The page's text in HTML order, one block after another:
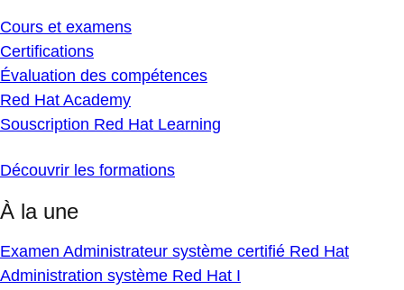
Cours et examens
Certifications
Évaluation des compétences
Red Hat Academy
Souscription Red Hat Learning
Découvrir les formations
À la une
Examen Administrateur système certifié Red Hat
Administration système Red Hat I